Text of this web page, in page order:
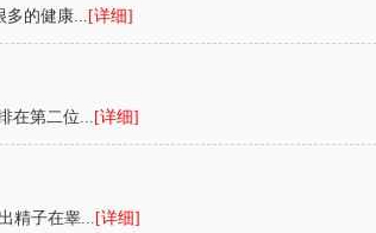
多的健康... [详细]
在第二位... [详细]
精子在睾... [详细]